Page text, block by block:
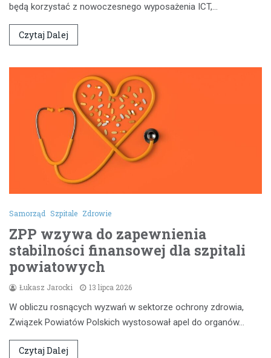
będą korzystać z nowoczesnego wyposażenia ICT,…
Czytaj Dalej
Samorząd Szpitale Zdrowie
ZPP wzywa do zapewnienia
stabilności finansowej dla szpitali
powiatowych
Łukasz Jarocki 13 lipca 2026
W obliczu rosnących wyzwań w sektorze ochrony zdrowia,
Związek Powiatów Polskich wystosował apel do organów…
Czytaj Dalej